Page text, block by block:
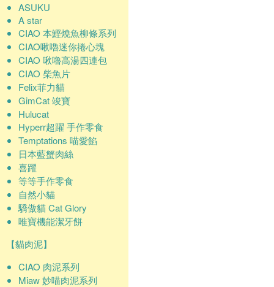
ASUKU
A star
CIAO 本鰹燒魚柳條系列
CIAO啾嚕迷你捲心塊
CIAO 啾嚕高湯四連包
CIAO 柴魚片
Felix菲力貓
GimCat 竣寶
Hulucat
Hyperr超躍 手作零食
Temptations 喵愛餡
日本藍蟹肉絲
喜躍
等等手作零食
自然小貓
驕傲貓 Cat Glory
唯寶機能潔牙餅
【貓肉泥】
CIAO 肉泥系列
Miaw 妙喵肉泥系列